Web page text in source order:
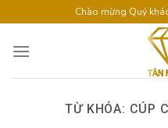
to
content
Chào mừng Quý
TỪ KHÓA: CÚP